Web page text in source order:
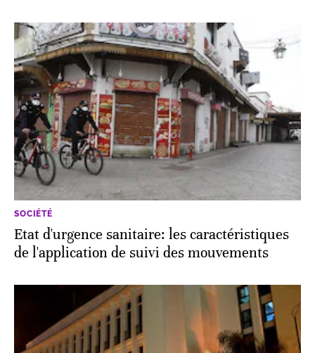
SOCIÉTÉ
Etat d'urgence sanitaire: les caractéristiques
de l'application de suivi des mouvements